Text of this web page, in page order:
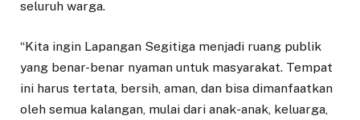
seluruh warga.
“Kita ingin Lapangan Segitiga menjadi ruang publik
yang benar-benar nyaman untuk masyarakat. Tempat
ini harus tertata, bersih, aman, dan bisa dimanfaatkan
oleh semua kalangan, mulai dari anak-anak, keluarga,